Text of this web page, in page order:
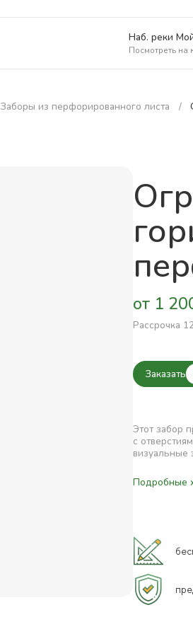
Наб. реки
Посмотреть на
Заборы из перфорированного листа
от 1
Рассрочка
Заказать
Этот забор
с
визуальные
Подробные